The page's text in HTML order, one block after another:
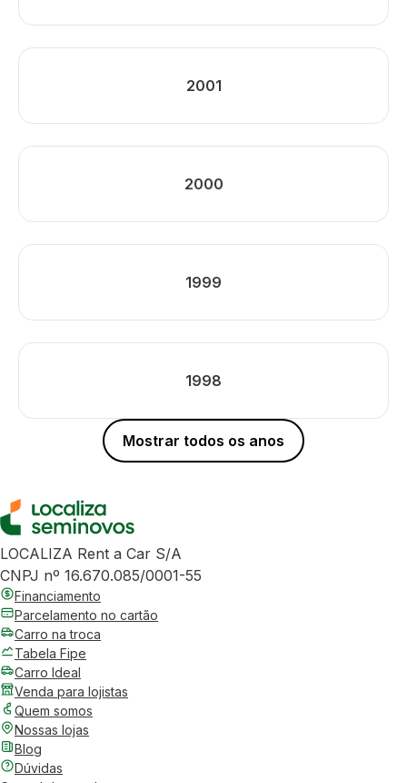
2001
2000
1999
1998
Mostrar todos os anos
LOCALIZA Rent a Car S/A
CNPJ nº 16.670.085/0001-55
Financiamento
Parcelamento no cartão
Carro na troca
Tabela Fipe
Carro Ideal
Venda para lojistas
Quem somos
Nossas lojas
Blog
Dúvidas